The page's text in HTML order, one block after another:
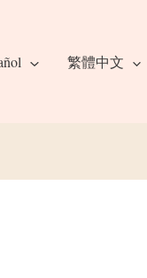
繁體中文